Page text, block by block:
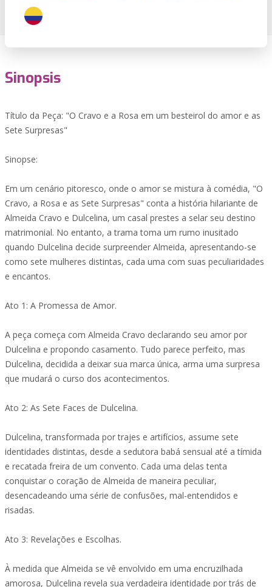
Sinopsis
Título da Peça: "O Cravo e a Rosa em um besteirol do amor e as
Sete Surpresas"
Sinopse:
Em um cenário pitoresco, onde o amor se mistura à comédia, "O
Cravo, a Rosa e as Sete Surpresas" conta a história hilariante de
Almeida Cravo e Dulcelina, um casal prestes a selar seu destino
matrimonial. No entanto, a trama toma um rumo inusitado
quando Dulcelina decide surpreender Almeida, apresentando-se
como sete mulheres distintas, cada uma com suas peculiaridades
e encantos.
Ato 1: A Promessa de Amor.
A peça começa com Almeida Cravo declarando seu amor por
Dulcelina e propondo casamento. Tudo parece perfeito, mas
Dulcelina, decidida a deixar sua marca única, arma uma surpresa
que mudará o curso dos acontecimentos.
Ato 2: As Sete Faces de Dulcelina.
Dulcelina, transformada por trajes e artifícios, assume sete
identidades distintas, desde a sedutora babá sensual até a tímida
e recatada freira de um convento. Cada uma delas tenta
conquistar o coração de Almeida de maneira peculiar,
desencadeando uma série de confusões, mal-entendidos e
risadas.
Ato 3: Revelações e Escolhas.
À medida que Almeida se vê envolvido em uma encruzilhada
amorosa, Dulcelina revela sua verdadeira identidade por trás de